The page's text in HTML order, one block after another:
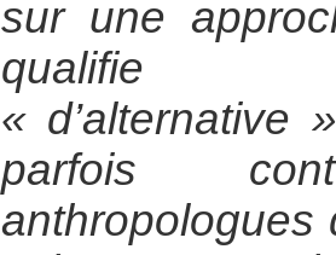
sur une
qualifie
« d’alternative
parfois
anthropologues